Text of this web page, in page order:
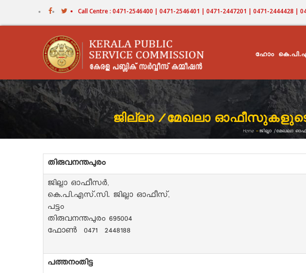
Call Centre : 0471-2546400 | 0471-2546401 | 0471-2447201 | 0471-2444428 |
NAVIGATION
ഹോം
ജില്ലാ /മേഖലാ
Home - ജില്ലാ /മേഖലാ
തിരുവനന്തപുരം
ജില്ലാ ഓഫീസർ,
കെ.പി.എസ്.സി. ജില്ലാ ഓഫീസ്,
പട്ടം
തിരുവനന്തപുരം 695004
ഫോൺ 0471 2448188
പത്തനംതിട്ട